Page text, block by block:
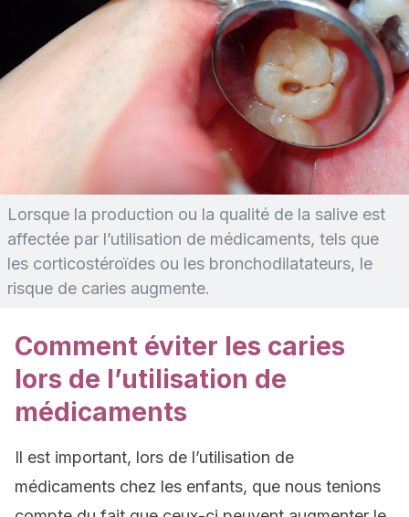
Lorsque la production ou la qualité de la salive est
affectée par l’utilisation de médicaments, tels que
les corticostéroïdes ou les bronchodilatateurs, le
risque de caries augmente.
Comment éviter les caries
lors de l’utilisation de
médicaments
Il est important, lors de l’utilisation de
médicaments chez les enfants, que nous tenions